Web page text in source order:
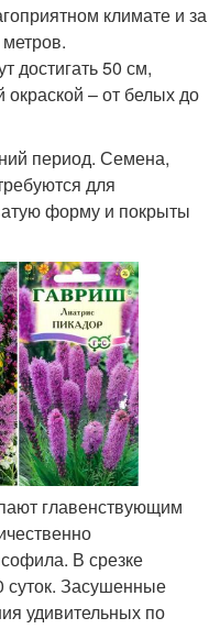
климате и за
достигать 50 см,
окраской – от белых до
период. Семена,
для
форму и покрыты
главенствующим
В срезке
суток. Засушенные
удивительных по